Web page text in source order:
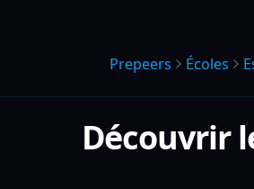
Prepeers Écoles
Découvrir